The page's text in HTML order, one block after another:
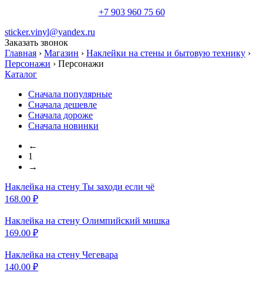
+7 903 960 75 60
sticker.vinyl@yandex.ru
Заказать звонок
Главная › Магазин › Наклейки на стены и бытовую технику ›
Персонажи › Персонажи
Каталог
Сначала популярные
Сначала дешевле
Сначала дороже
Сначала новинки
←
1
→
Наклейка на стену Ты заходи если чё
168.00 ₽
Наклейка на стену Олимпийский мишка
169.00 ₽
Наклейка на стену Чегевара
140.00 ₽